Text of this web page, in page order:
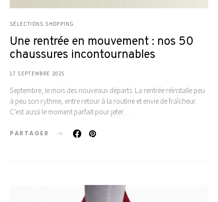
SÉLECTIONS SHOPPING
Une rentrée en mouvement : nos 50
chaussures incontournables
17 SEPTEMBRE 2025
Septembre, le mois des nouveaux départs. La rentrée réinstalle peu
à peu son rythme, entre retour à la routine et envie de fraîcheur.
C’est aussi le moment parfait pour jeter…
PARTAGER